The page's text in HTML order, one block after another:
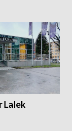
Lalek